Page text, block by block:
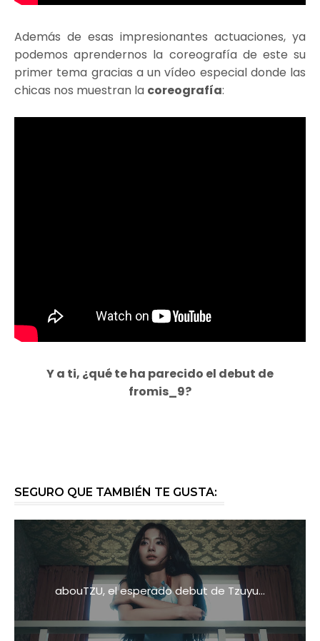
Además de esas impresionantes actuaciones, ya
podemos aprendernos la coreografía de este su
primer tema gracias a un vídeo especial donde las
chicas nos muestran la coreografía:
Y a ti, ¿qué te ha parecido el debut de
fromis_9?
SEGURO QUE TAMBIÉN TE GUSTA:
abouTZU, el esperado debut de Tzuyu...